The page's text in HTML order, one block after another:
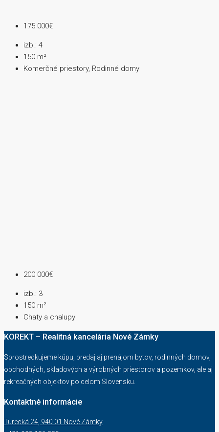
175 000€
izb.: 4
150 m²
Komerčné priestory, Rodinné domy
200 000€
izb.: 3
150 m²
Chaty a chalupy
KOREKT – Realitná kancelária Nové Zámky
Sprostredkujeme kúpu, predaj aj prenájom bytov, rodinných domov,
obchodných, skladových a výrobných priestorov a pozemkov, ale aj
rekreačných objektov po celom Slovensku.
Kontaktné informácie
Turecká 24, 940 01 Nové Zámky